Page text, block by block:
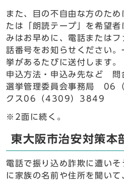
また、目の不自由な方のた
たは「朗読テープ」を希望
みはお早めに、電話または
話番号をお知らせください
挙があるたびに送付します。
申込方法・申込み先など 問
選挙管理委員会事務局 06
クス06（4309）3849
※2面に続く。
東大阪市治安対策本
電話で振り込め詐欺に遭い
に家族の名前や住所を聞い